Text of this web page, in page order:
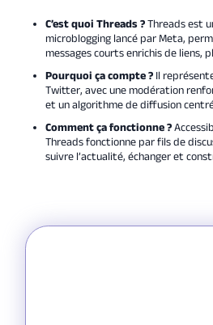
C’est quoi Threads ?Threads est
microblogging lancé par Meta,
messages courts enrichis de liens,
Pourquoi ça compte ? Il
Twitter, avec une modération
et un algorithme de diffusion
Comment ça fonctionne ?
Threads fonctionne par fils de
suivre l’actualité, échanger et